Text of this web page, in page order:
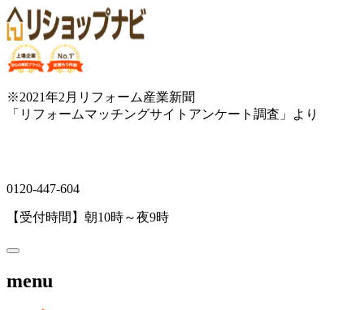
※2021年2月リフォーム産業新聞
「リフォームマッチングサイトアンケート調査」より
0120-447-604
【受付時間】朝10時～夜9時
menu